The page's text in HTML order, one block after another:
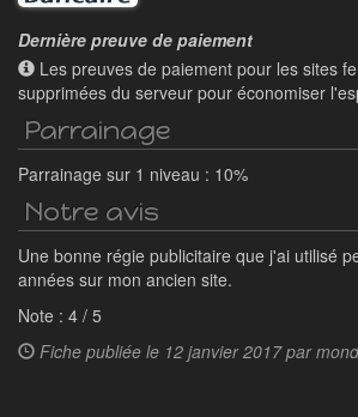
Dernière preuve de paiement
Les preuves de paiement pour les sites
supprimées du serveur pour économiser
Parrainage
Parrainage sur 1 niveau : 10%
Notre avis
Une bonne régie publicitaire que j'ai utilisé
années sur mon ancien site.
Note : 4 / 5
Fiche publiée le 12 janvier 2017 par